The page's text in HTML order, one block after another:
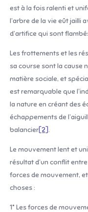
est à la fois ralenti et
l’arbre de la vie eût jailli
d’artifice qui sont
Les frottements et les
sa course sont la cause
matière sociale, et
est remarquable que
la nature en créant des
échappements de
balancier[2].
Le mouvement lent et
résultat d’un conflit
forces de mouvement,
choses :
1° Les forces de